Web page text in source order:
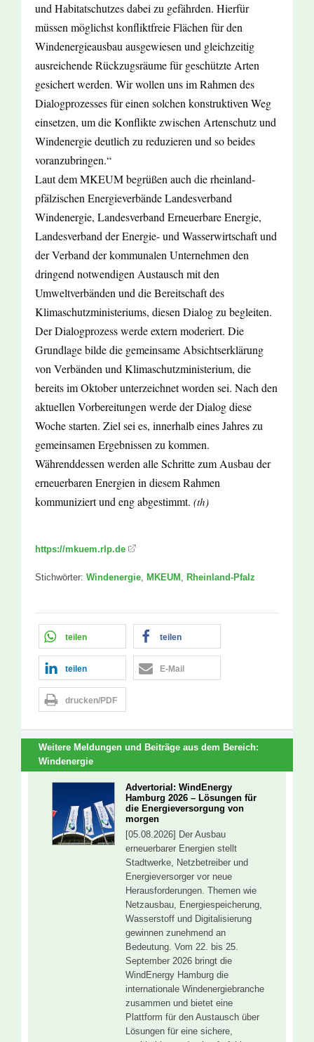
und Habitatschutzes dabei zu gefährden. Hierfür
müssen möglichst konfliktfreie Flächen für den
Windenergieausbau ausgewiesen und gleichzeitig
ausreichende Rückzugsräume für geschützte Arten
gesichert werden. Wir wollen uns im Rahmen des
Dialogprozesses für einen solchen konstruktiven Weg
einsetzen, um die Konflikte zwischen Artenschutz und
Windenergie deutlich zu reduzieren und so beides
voranzubringen.“
Laut dem MKEUM begrüßen auch die rheinland-
pfälzischen Energieverbände Landesverband
Windenergie, Landesverband Erneuerbare Energie,
Landesverband der Energie- und Wasserwirtschaft und
der Verband der kommunalen Unternehmen den
dringend notwendigen Austausch mit den
Umweltverbänden und die Bereitschaft des
Klimaschutzministeriums, diesen Dialog zu begleiten.
Der Dialogprozess werde extern moderiert. Die
Grundlage bilde die gemeinsame Absichtserklärung
von Verbänden und Klimaschutzministerium, die
bereits im Oktober unterzeichnet worden sei. Nach den
aktuellen Vorbereitungen werde der Dialog diese
Woche starten. Ziel sei es, innerhalb eines Jahres zu
gemeinsamen Ergebnissen zu kommen.
Währenddessen werden alle Schritte zum Ausbau der
erneuerbaren Energien in diesem Rahmen
kommuniziert und eng abgestimmt. (th)
https://mkuem.rlp.de
Stichwörter: Windenergie, MKEUM , Rheinland-Pfalz
teilen teilen
teilen E-Mail
drucken/PDF
Weitere Meldungen und Beiträge aus dem Bereich:
Windenergie
Advertorial: WindEnergy
Hamburg 2026 – Lösungen für
die Energieversorgung von
morgen
[05.08.2026] Der Ausbau
erneuerbarer Energien stellt
Stadtwerke, Netzbetreiber und
Energieversorger vor neue
Herausforderungen. Themen wie
Netzausbau, Energiespeicherung,
Wasserstoff und Digitalisierung
gewinnen zunehmend an
Bedeutung. Vom 22. bis 25.
September 2026 bringt die
WindEnergy Hamburg die
internationale Windenergiebranche
zusammen und bietet eine
Plattform für den Austausch über
Lösungen für eine sichere,